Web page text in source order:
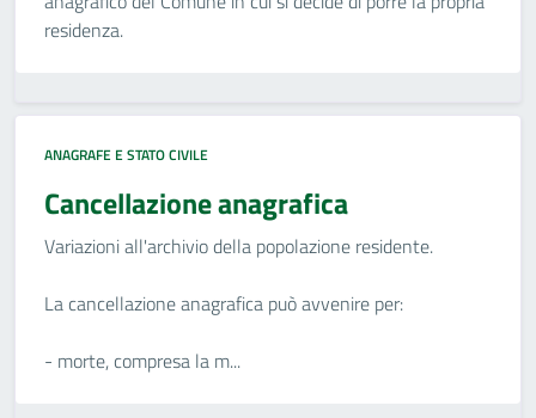
residenza.
ANAGRAFE E STATO CIVILE
Cancellazione anagrafica
Variazioni all'archivio della popolazione residente.
La cancellazione anagrafica può avvenire per:
- morte, compresa la m...